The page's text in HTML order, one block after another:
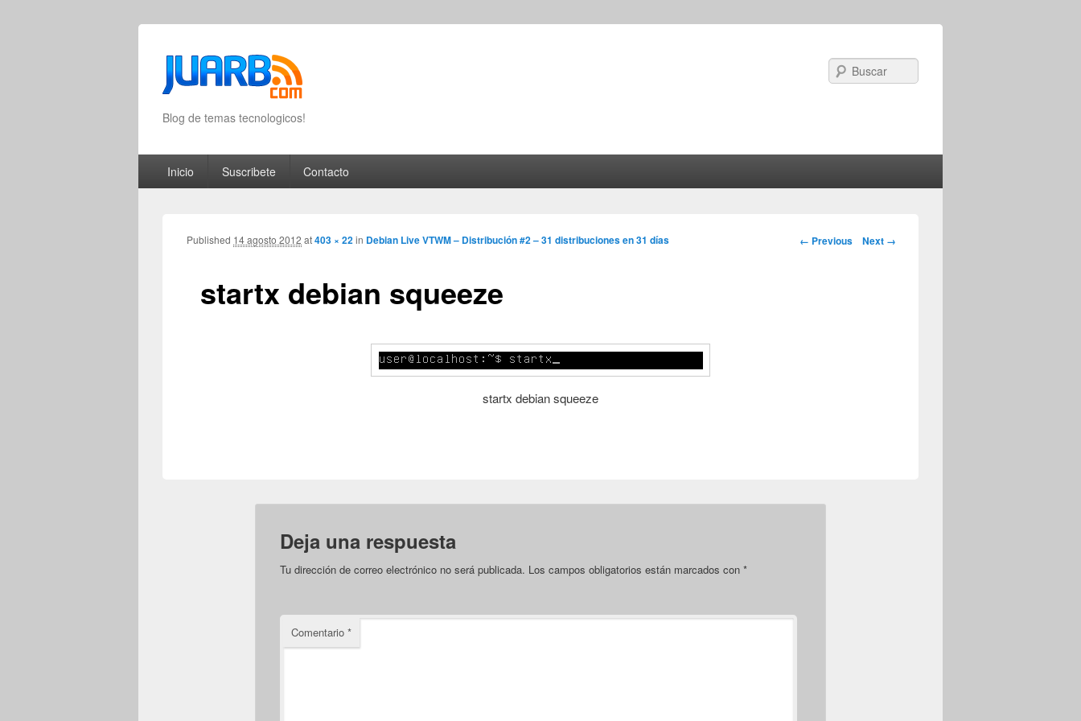
Blog de temas tecnologicos!
Primary menu
Skip to primary content
Skip to secondary content
Inicio Suscribete Contacto
Image navigation
← Previous Next →
startx debian squeeze
Published 14 agosto 2012 at403 × 22in Debian Live VTWM – Distribución #2 – 31 distribuciones en 31 días
startx debian squeeze
Deja una respuesta
Tu dirección de correo electrónico no será publicada. Los campos obligatorios están marcados con*
Comentario*